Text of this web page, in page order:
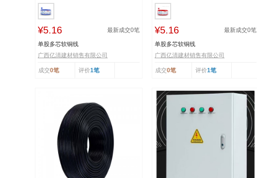
¥5.16 最新成交0笔
单股多芯软铜线
广西亿清建材销售有限公司
成交0笔 评价1笔
¥5.16 最新成交0笔
单股多芯软铜线
广西亿清建材销售有限公司
成交0笔 评价1笔